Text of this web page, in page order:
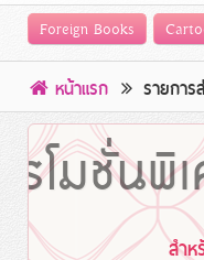
Foreign Books
หน้าแรก รายการ